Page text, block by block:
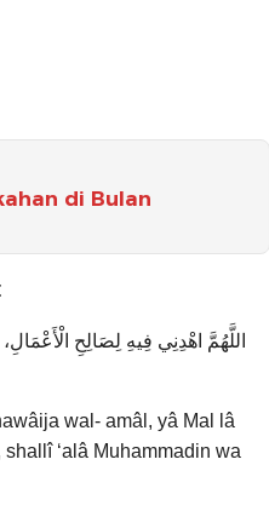
di Bulan
اللَّهُمَّ اهْدِنِي فِيهِ لِصَالِحِ
wal- amâl, yâ Mal lâ
‘alâ Muhammadin wa